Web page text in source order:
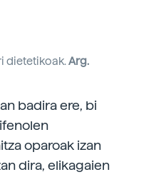
dietetikoak.Arg.
badira ere, bi
oparoak izan
dira, elikagaien